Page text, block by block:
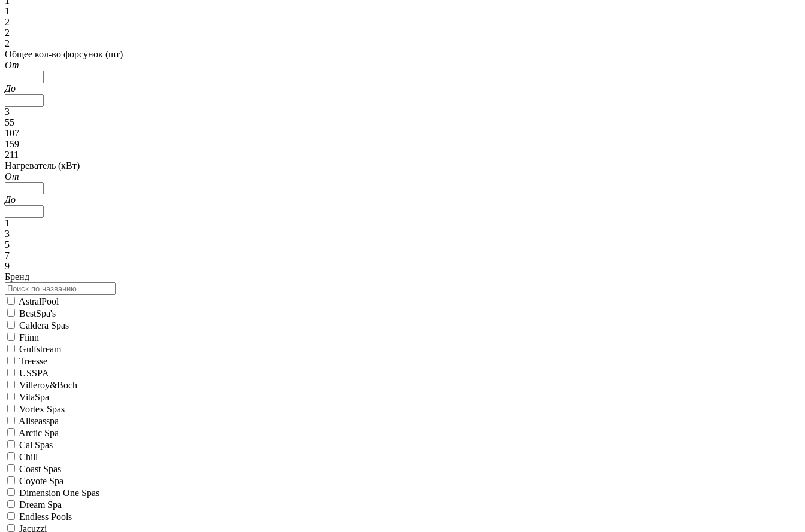
1
2
2
2
Общее кол-во форсунок (шт)
От
До
3
55
107
159
211
Нагреватель (кВт)
От
До
1
3
5
7
9
Бренд
AstralPool
BestSpa's
Caldera Spas
Fiinn
Gulfstream
Treesse
USSPA
Villeroy&Boch
VitaSpa
Vortex Spas
Allseasspa
Arctic Spa
Cal Spas
Chill
Coast Spas
Coyote Spa
Dimension One Spas
Dream Spa
Endless Pools
Jacuzzi